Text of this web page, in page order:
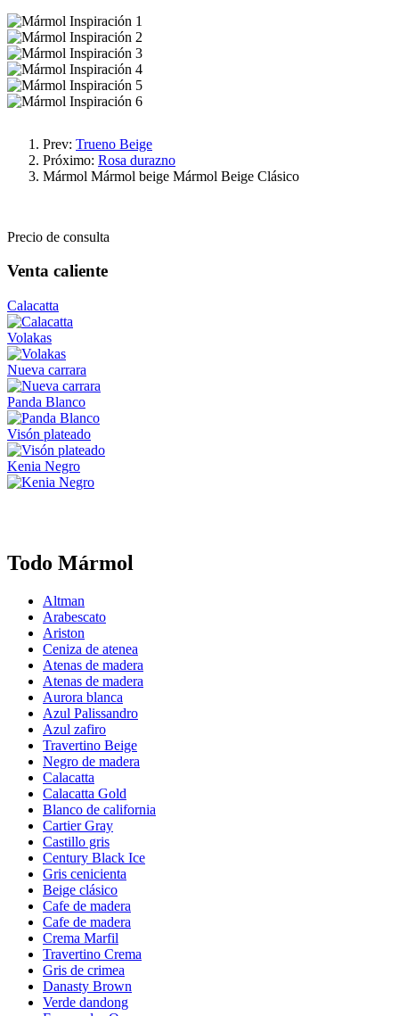
Prev: Trueno Beige
Próximo: Rosa durazno
Mármol Mármol beige Mármol Beige Clásico
Precio de consulta
Venta caliente
Calacatta
Volakas
Nueva carrara
Panda Blanco
Visón plateado
Kenia Negro
Todo Mármol
Altman
Arabescato
Ariston
Ceniza de atenea
Atenas de madera
Atenas de madera
Aurora blanca
Azul Palissandro
Azul zafiro
Travertino Beige
Negro de madera
Calacatta
Calacatta Gold
Blanco de california
Cartier Gray
Castillo gris
Century Black Ice
Gris cenicienta
Beige clásico
Cafe de madera
Cafe de madera
Crema Marfil
Travertino Crema
Gris de crimea
Danasty Brown
Verde dandong